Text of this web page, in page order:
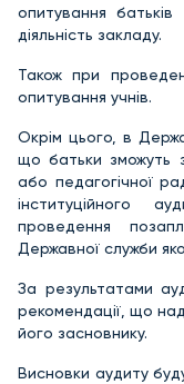
опитування
діяльність закладу.
Також при
опитування учнів.
Окрім цього, в
що батьки зможуть
або педагогічної
інституційного
проведення
Державної служби
За результатами
рекомендації, що
його засновнику.
Висновки аудиту